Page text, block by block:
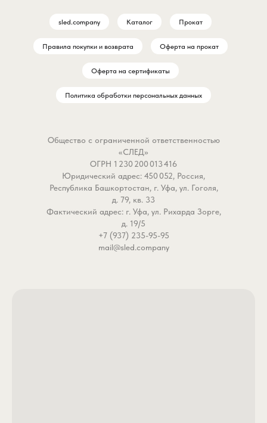
sled.company Каталог Прокат
Правила покупки и возврата Оферта на прокат
Оферта на сертификаты
Политика обработки персональных данных
Общество с ограниченной ответственностью
«СЛЕД»
ОГРН 1 230 200 013 416
Юридический адрес: 450 052, Россия,
Республика Башкортостан, г. Уфа, ул. Гоголя,
д. 79, кв. 33
Фактический адрес: г. Уфа, ул. Рихарда Зорге,
д. 19/5
+7 (937) 235-95-95
mail@sled.company